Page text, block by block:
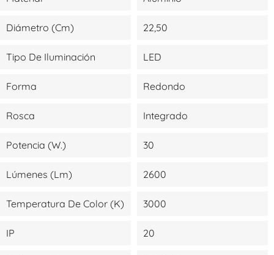
Diámetro (cm) 22,50
Tipo De Iluminación LED
Forma Redondo
Rosca Integrado
Potencia (W.) 30
Lúmenes (lm) 2600
Temperatura De Color (K) 3000
IP 20